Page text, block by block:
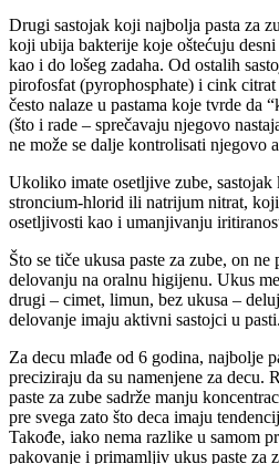
Drugi sastojak koji najbolja pasta za
koji ubija bakterije koje oštećuju
kao i do lošeg zadaha. Od ostalih
pirofosfat (pyrophosphate) i cink
često nalaze u pastama koje tvrde da
(što i rade – sprečavaju njegovo
ne može se dalje kontrolisati njegovo
Ukoliko imate osetljive zube, sastojak
stroncium-hlorid ili natrijum nitrat, koji
osetljivosti kao i umanjivanju
Što se tiče ukusa paste za zube, on
delovanju na oralnu higijenu. Ukus
drugi – cimet, limun, bez ukusa –
delovanje imaju aktivni sastojci u pasti.
Za decu mlađe od 6 godina, najbolje
preciziraju da su namenjene za decu.
paste za zube sadrže manju
pre svega zato što deca imaju
Takođe, iako nema razlike u samom
pakovanje i primamljiv ukus paste za